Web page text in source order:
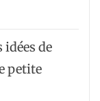
idées de
petite